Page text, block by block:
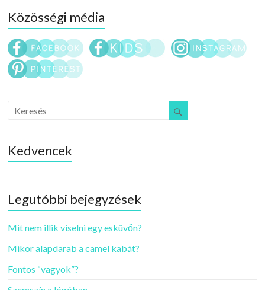
Közösségi média
Kedvencek
Legutóbbi bejegyzések
Mit nem illik viselni egy esküvőn?
Mikor alapdarab a camel kabát?
Fontos “vagyok”?